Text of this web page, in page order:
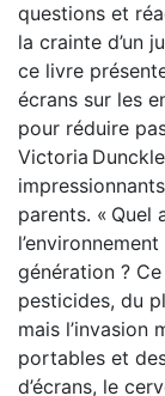
questions et
la crainte d’un
ce livre
écrans sur les
pour réduire
Victoria
parents. « Quel
génération ?
pesticides, du
mais l’invasion
portables et
d’écrans, le